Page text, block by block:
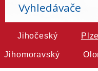
Vyhledávače
Jihočeský
Jihomoravský